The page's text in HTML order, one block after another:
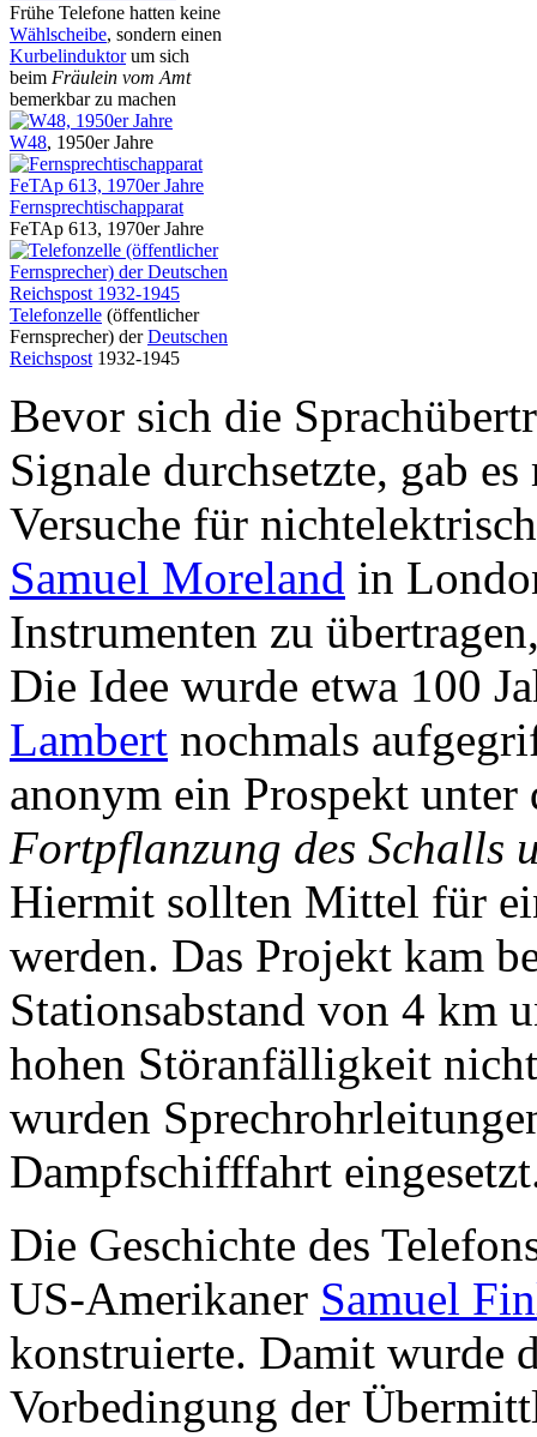
Frühe Telefone hatten keine
Wählscheibe, sondern einen
Kurbelinduktorum sich
beim Fräulein vom Amt
bemerkbar zu machen
W48, 1950er Jahre
Fernsprechtischapparat
FeTAp 613, 1970er Jahre
Telefonzelle (öffentlicher
Fernsprecher) derDeutschen
Reichspost 1932-1945
Bevor sich die
Signale durchsetzte, gab
Versuche für
Samuel Moreland in
Instrumenten zu
Die Idee wurde etwa 100
Lambert nochmals
anonym ein Prospekt
Fortpflanzung des
Hiermit sollten Mittel für
werden. Das Projekt kam
Stationsabstand von 4 km
hohen Störanfälligkeit
wurden
Dampfschifffahrt
Die Geschichte des
US-Amerikaner Samuel
konstruierte. Damit wurde
Vorbedingung der